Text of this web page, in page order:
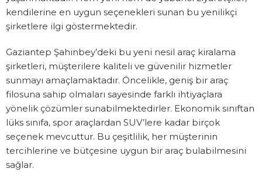
kendilerine en uygun seçenekleri sunan bu yenilikçi
şirketlere ilgi göstermektedir.
Gaziantep Şahinbey’deki bu yeni nesil araç kiralama
şirketleri, müşterilere kaliteli ve güvenilir hizmetler
sunmayı amaçlamaktadır. Öncelikle, geniş bir araç
filosuna sahip olmaları sayesinde farklı ihtiyaçlara
yönelik çözümler sunabilmektedirler. Ekonomik sınıftan
lüks sınıfa, spor araçlardan SUV’lere kadar birçok
seçenek mevcuttur. Bu çeşitlilik, her müşterinin
tercihlerine ve bütçesine uygun bir araç bulabilmesini
sağlar.